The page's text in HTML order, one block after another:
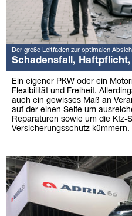
Der große Leitfaden zur optimalen
Schadensfall,
Ein eigener PKW oder ein
Flexibilität und Freiheit.
auch ein gewisses Maß an
auf der einen Seite um
Reparaturen sowie um die Kfz-
Versicherungsschutz kümmern.